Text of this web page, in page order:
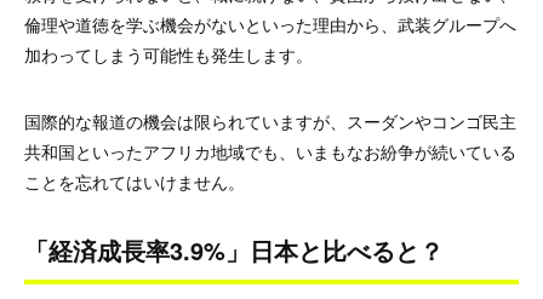
倫理や道徳を学ぶ機会がないといった理由から、武装グループへ
加わってしまう可能性も発生します。
国際的な報道の機会は限られていますが、スーダンやコンゴ民主
共和国といったアフリカ地域でも、いまもなお紛争が続いている
ことを忘れてはいけません。
「経済成長率3.9%」日本と比べると？